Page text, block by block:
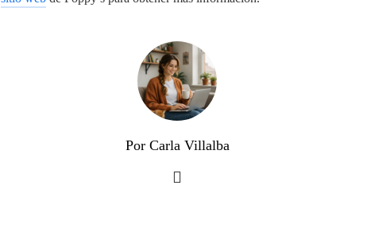
Por Carla Villalba